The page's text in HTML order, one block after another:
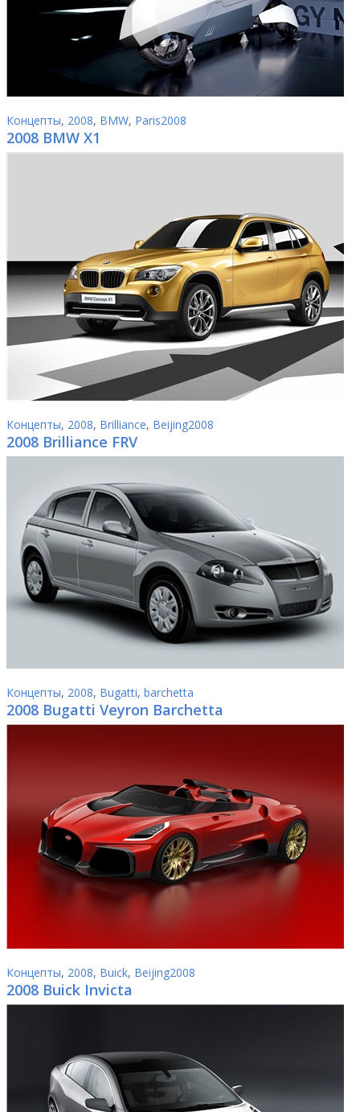
Концепты, 2008, BMW, Paris2008
2008 BMW X1
Концепты, 2008, Brilliance, Beijing2008
2008 Brilliance FRV
Концепты, 2008, Bugatti, barchetta
2008 Bugatti Veyron Barchetta
Концепты, 2008, Buick, Beijing2008
2008 Buick Invicta